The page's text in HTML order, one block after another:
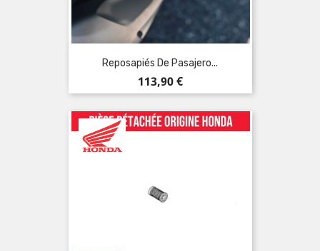
Reposapiés De Pasajero...
Precio
113,90 €